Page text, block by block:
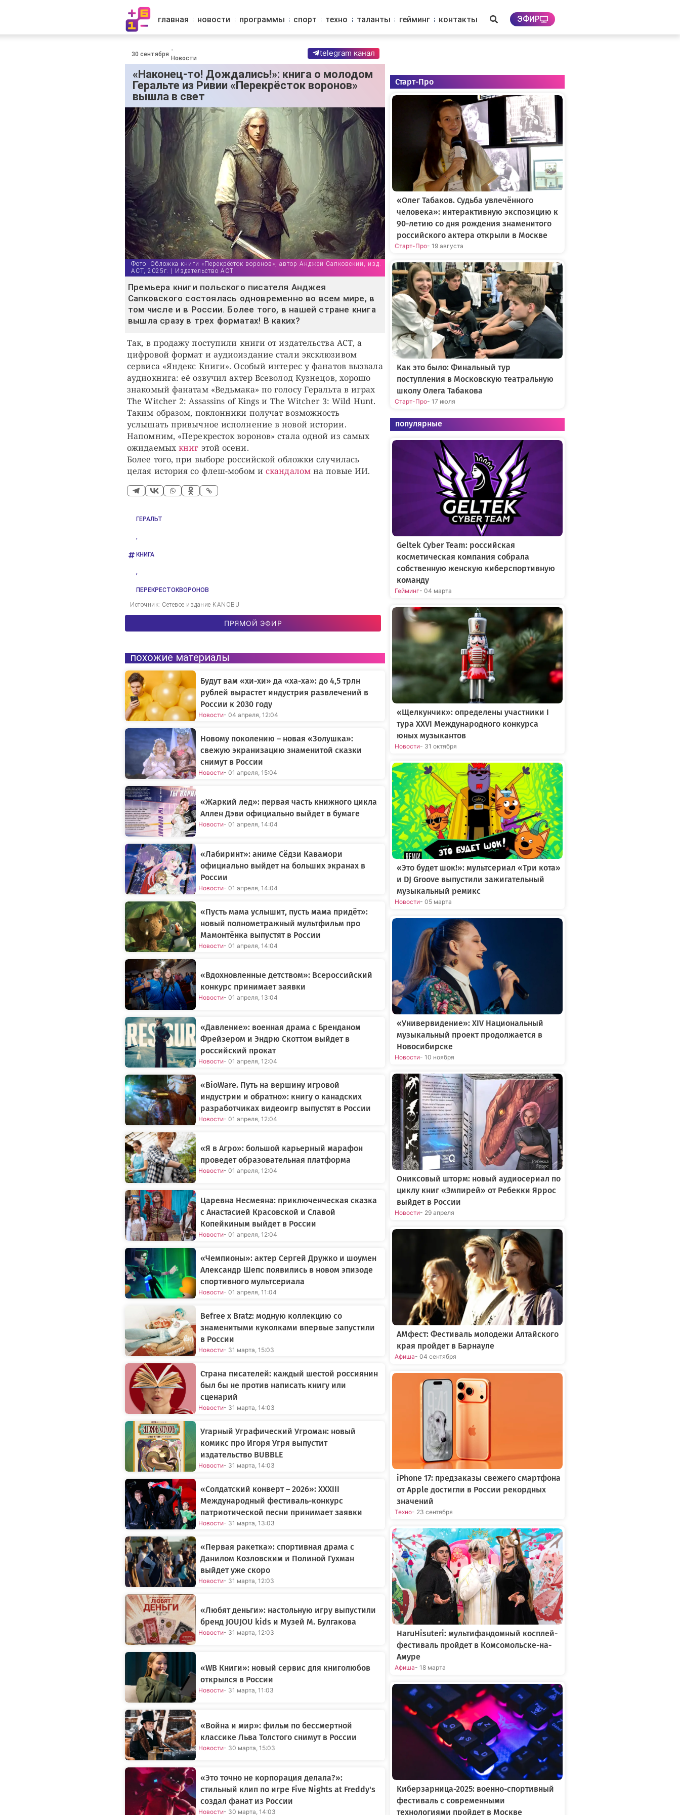
главная новости программы спорт техно таланты гейминг контакты ЭФИР
30 сентября
-
Новости
telegram канал
«Наконец-то! Дождались!»: книга о молодом
Геральте из Ривии «Перекрёсток воронов»
вышла в свет
Фото: Обложка книги «Перекрёсток воронов», автор Анджей Сапковский, изд.
АСТ, 2025г. | Издательство АСТ
Премьера книги польского писателя Анджея
Сапковского состоялась одновременно во всем мире, в
том числе и в России. Более того, в нашей стране книга
вышла сразу в трех форматах! В каких?
Так, в продажу поступили книги от издательства АСТ, а
цифровой формат и аудиоиздание стали эксклюзивом
сервиса «Яндекс Книги». Особый интерес у фанатов вызвала
аудиокнига: её озвучил актер Всеволод Кузнецов, хорошо
знакомый фанатам «Ведьмака» по голосу Геральта в играх
The Witcher 2: Assassins of Kings и The Witcher 3: Wild Hunt.
Таким образом, поклонники получат возможность
услышать привычное исполнение в новой истории.
Напомним, «Перекресток воронов» стала одной из самых
ожидаемых книг этой осени.
Более того, при выборе российской обложки случилась
целая история со флеш-мобом искандаломна повые ИИ.
ГЕРАЛЬТ
,
КНИГА
,
ПЕРЕКРЕСТОКВОРОНОВ
Источник: Сетевое издание KANOBU
ПРЯМОЙ ЭФИР
похожие материалы
Будут вам «хи-хи» да «ха-ха»: до 4,5 трлн
рублей вырастет индустрия развлечений в
России к 2030 году
Новости- 04 апреля, 12:04
Новому поколению – новая «Золушка»:
свежую экранизацию знаменитой сказки
снимут в России
Новости- 01 апреля, 15:04
«Жаркий лед»: первая часть книжного цикла
Аллен Дэви официально выйдет в бумаге
Новости- 01 апреля, 14:04
«Лабиринт»: аниме Сёдзи Кавамори
официально выйдет на больших экранах в
России
Новости- 01 апреля, 14:04
«Пусть мама услышит, пусть мама придёт»:
новый полнометражный мультфильм про
Мамонтёнка выпустят в России
Новости- 01 апреля, 14:04
«Вдохновленные детством»: Всероссийский
конкурс принимает заявки
Новости- 01 апреля, 13:04
«Давление»: военная драма с Бренданом
Фрейзером и Эндрю Скоттом выйдет в
российский прокат
Новости- 01 апреля, 12:04
«BioWare. Путь на вершину игровой
индустрии и обратно»: книгу о канадских
разработчиках видеоигр выпустят в России
Новости- 01 апреля, 12:04
«Я в Агро»: большой карьерный марафон
проведет образовательная платформа
Новости- 01 апреля, 12:04
Царевна Несмеяна: приключенческая сказка
с Анастасией Красовской и Славой
Копейкиным выйдет в России
Новости- 01 апреля, 12:04
«Чемпионы»: актер Сергей Дружко и шоумен
Александр Шепс появились в новом эпизоде
спортивного мультсериала
Новости- 01 апреля, 11:04
Befree x Bratz: модную коллекцию со
знаменитыми куколками впервые запустили
в России
Новости- 31 марта, 15:03
Страна писателей: каждый шестой россиянин
был бы не против написать книгу или
сценарий
Новости- 31 марта, 14:03
Угарный Уграфический Угроман: новый
комикс про Игоря Угря выпустит
издательство BUBBLE
Новости- 31 марта, 14:03
«Солдатский конверт – 2026»: XXXIII
Международный фестиваль-конкурс
патриотической песни принимает заявки
Новости- 31 марта, 13:03
«Первая ракетка»: спортивная драма с
Данилом Козловским и Полиной Гухман
выйдет уже скоро
Новости- 31 марта, 12:03
«Любят деньги»: настольную игру выпустили
бренд JOUJOU kids и Музей М. Булгакова
Новости- 31 марта, 12:03
«WB Книги»: новый сервис для книголюбов
открылся в России
Новости- 31 марта, 11:03
«Война и мир»: фильм по бессмертной
классике Льва Толстого снимут в России
Новости- 30 марта, 15:03
«Это точно не корпорация делала?»:
стильный клип по игре Five Nights at Freddy's
создал фанат из России
Новости- 30 марта, 14:03
Старт-Про
«Олег Табаков. Судьба увлечённого
человека»: интерактивную экспозицию к
90-летию со дня рождения знаменитого
российского актера открыли в Москве
Старт-Про- 19 августа
Как это было: Финальный тур
поступления в Московскую театральную
школу Олега Табакова
Старт-Про- 17 июля
популярные
Geltek Cyber Team: российская
косметическая компания собрала
собственную женскую киберспортивную
команду
Гейминг- 04 марта
«Щелкунчик»: определены участники I
тура XXVI Международного конкурса
юных музыкантов
Новости- 31 октября
«Это будет шок!»: мультсериал «Три кота»
и DJ Groove выпустили зажигательный
музыкальный ремикс
Новости- 05 марта
«Универвидение»: XIV Национальный
музыкальный проект продолжается в
Новосибирске
Новости- 10 ноября
Ониксовый шторм: новый аудиосериал по
циклу книг «Эмпирей» от Ребекки Яррос
выйдет в России
Новости- 29 апреля
АМфест: Фестиваль молодежи Алтайского
края пройдет в Барнауле
Афиша- 04 сентября
iPhone 17: предзаказы свежего смартфона
от Apple достигли в России рекордных
значений
Техно- 23 сентября
HaruHisuteri: мультифандомный косплей-
фестиваль пройдет в Комсомольске-на-
Амуре
Афиша- 18 марта
Киберзарница-2025: военно-спортивный
фестиваль с современными
технологиями пройдет в Москве